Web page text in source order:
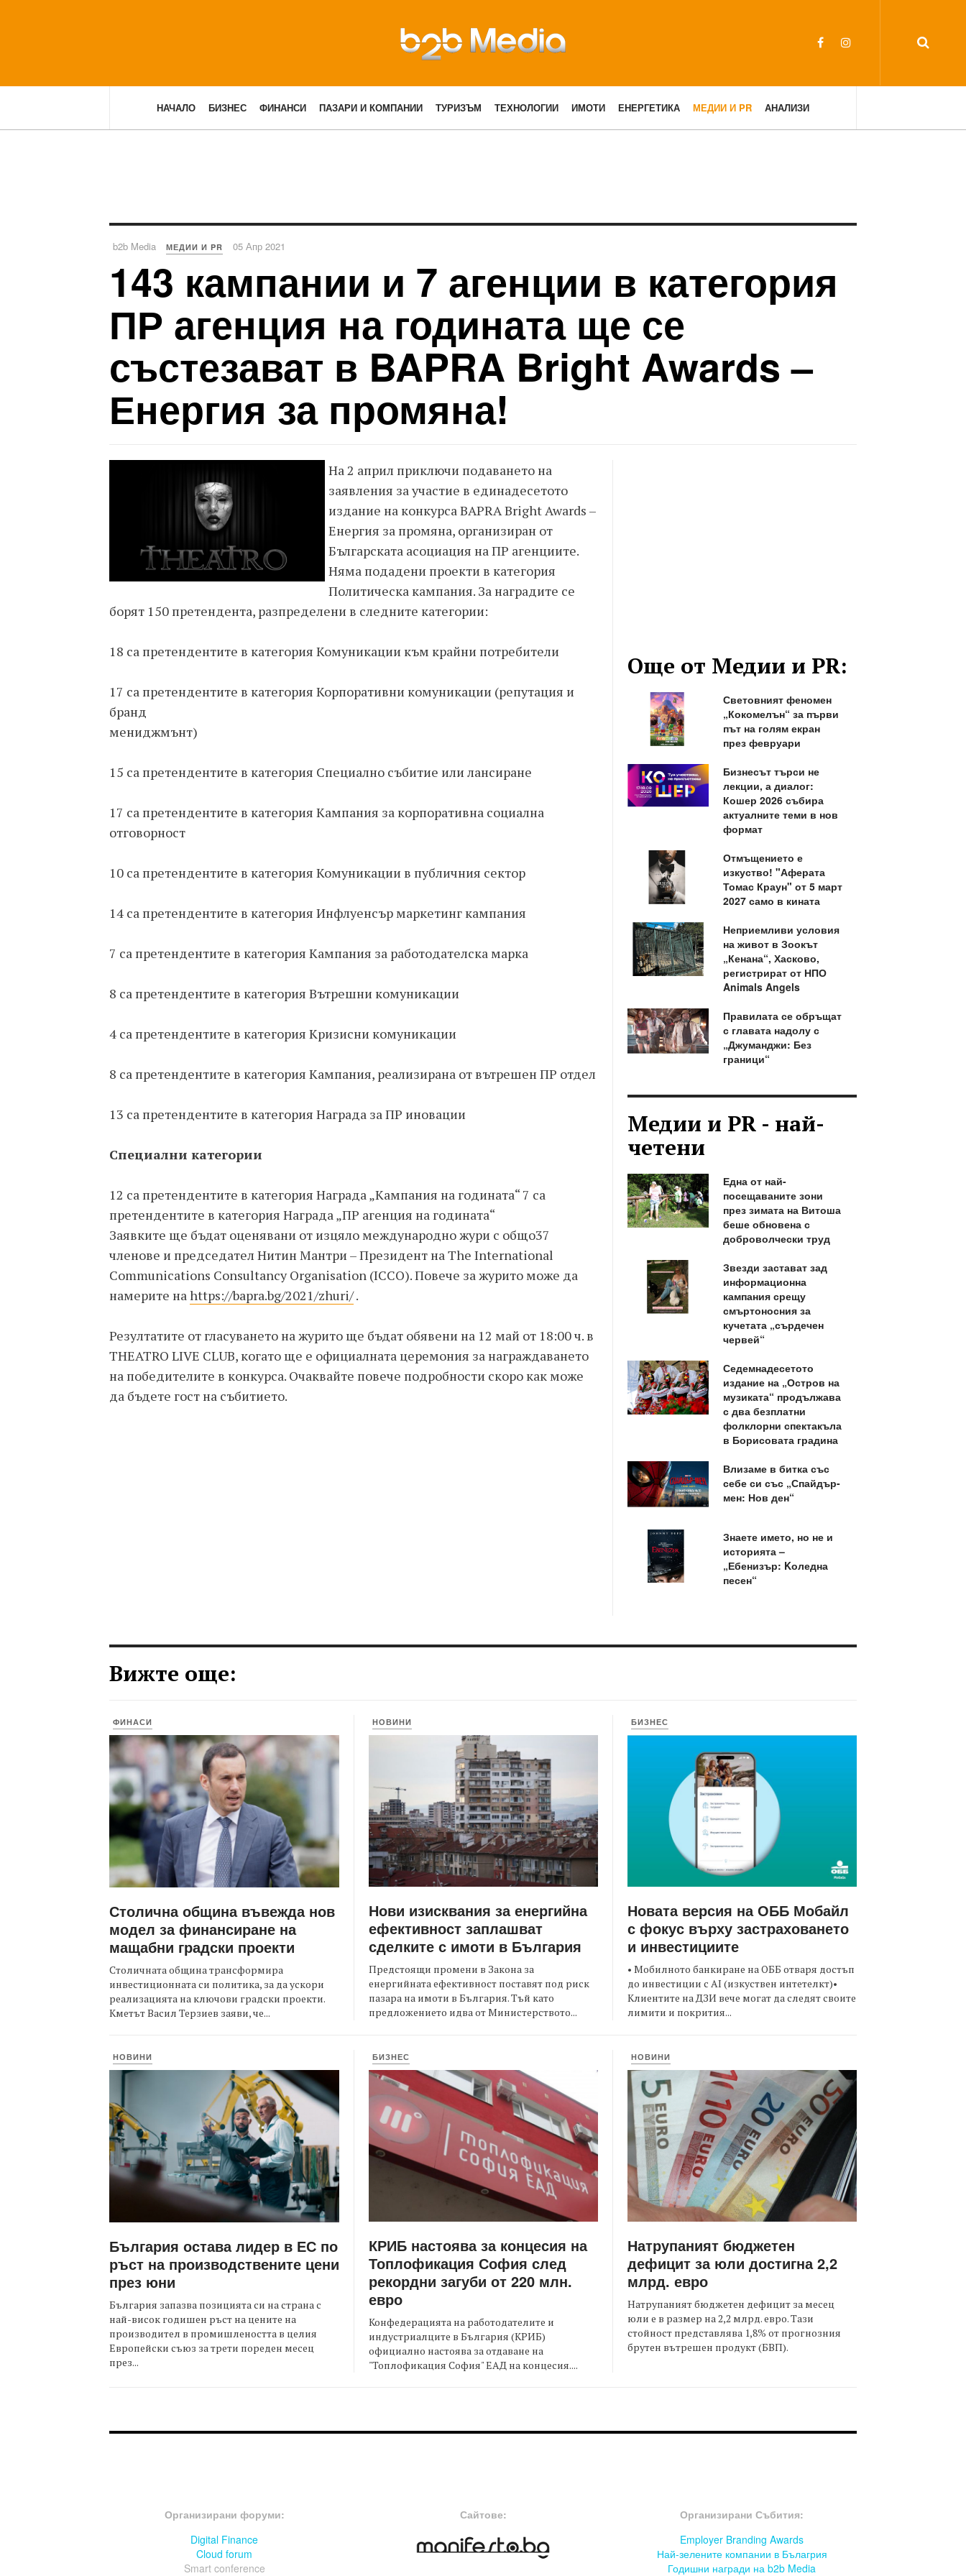
НАЧАЛО БИЗНЕС ФИНАНСИ ПАЗАРИ И КОМПАНИИ ТУРИЗЪМ ТЕХНОЛОГИИ ИМОТИ ЕНЕРГЕТИКА МЕДИИ И PR АНАЛИЗИ
b2b Media МЕДИИ И PR 05 Апр 2021
143 кампании и 7 агенции в категория
ПР агенция на годината ще се
състезават в BAPRA Bright Awards –
Енергия за промяна!
На 2 април приключи подаването на
заявления за участие в единадесетото
издание на конкурса BAPRA Bright Awards –
Енергия за промяна, организиран от
Българската асоциация на ПР агенциите.
Няма подадени проекти в категория
Политическа кампания. За наградите се
борят 150 претендента, разпределени в следните категории:
18 са претендентите в категория Комуникации към крайни потребители
17 са претендентите в категория Корпоративни комуникации (репутация и
бранд
мениджмънт)
15 са претендентите в категория Специално събитие или лансиране
17 са претендентите в категория Кампания за корпоративна социална
отговорност
10 са претендентите в категория Комуникации в публичния сектор
14 са претендентите в категория Инфлуенсър маркетинг кампания
7 са претендентите в категория Кампания за работодателска марка
8 са претендентите в категория Вътрешни комуникации
4 са претендентите в категория Кризисни комуникации
8 са претендентите в категория Кампания, реализирана от вътрешен ПР отдел
13 са претендентите в категория Награда за ПР иновации
Специални категории
12 са претендентите в категория Награда „Кампания на годината“ 7 са
претендентите в категория Награда „ПР агенция на годината“
Заявките ще бъдат оценявани от изцяло международно жури с общо37
членове и председател Нитин Мантри – Президент на The International
Communications Consultancy Organisation (ICCO). Повече за журито може да
намерите наhttps://bapra.bg/2021/zhuri/.
Резултатите от гласуването на журито ще бъдат обявени на 12 май от 18:00 ч. в
THEATRO LIVE CLUB, когато ще е официалната церемония за награждаването
на победителите в конкурса. Очаквайте повече подробности скоро как може
да бъдете гост на събитието.
Още от Медии и PR:
Световният феномен
„Кокомелън“ за първи
път на голям екран
през февруари
Бизнесът търси не
лекции, а диалог:
Кошер 2026 събира
актуалните теми в нов
формат
Отмъщението е
изкуство! "Аферата
Томас Краун" от 5 март
2027 само в кината
Неприемливи условия
на живот в Зоокът
„Кенана“, Хасково,
регистрират от НПО
Animals Angels
Правилата се обръщат
с главата надолу с
„Джуманджи: Без
граници“
Медии и PR - най-
четени
Една от най-
посещаваните зони
през зимата на Витоша
беше обновена с
доброволчески труд
Звезди застават зад
информационна
кампания срещу
смъртоносния за
кучетата „сърдечен
червей“
Седемнадесетото
издание на „Остров на
музиката“ продължава
с два безплатни
фолклорни спектакъла
в Борисовата градина
Влизаме в битка със
себе си със „Спайдър-
мен: Нов ден“
Знаете името, но не и
историята –
„Ебенизър: Kоледна
песен“
Вижте още:
ФИНАСИ
Столична община въвежда нов
модел за финансиране на
мащабни градски проекти
Столичната община трансформира
инвестиционната си политика, за да ускори
реализацията на ключови градски проекти.
Кметът Васил Терзиев заяви, че...
НОВИНИ
Нови изисквания за енергийна
ефективност заплашват
сделките с имоти в България
Предстоящи промени в Закона за
енергийната ефективност поставят под риск
пазара на имоти в България. Тъй като
предложението идва от Министерството...
БИЗНЕС
Новата версия на ОББ Мобайл
с фокус върху застраховането
и инвестициите
• Мобилното банкиране на ОББ отваря достъп
до инвестиции с AI (изкуствен интетелкт)•
Клиентите на ДЗИ вече могат да следят своите
лимити и покрития...
НОВИНИ
България остава лидер в ЕС по
ръст на производствените цени
през юни
България запазва позицията си на страна с
най-висок годишен ръст на цените на
производител в промишлеността в целия
Европейски съюз за трети пореден месец
през...
БИЗНЕС
КРИБ настоява за концесия на
Топлофикация София след
рекордни загуби от 220 млн.
евро
Конфедерацията на работодателите и
индустриалците в България (КРИБ)
официално настоява за отдаване на
"Топлофикация София" ЕАД на концесия....
НОВИНИ
Натрупаният бюджетен
дефицит за юли достигна 2,2
млрд. евро
Натрупаният бюджетен дефицит за месец
юли е в размер на 2,2 млрд. евро. Тази
стойност представлява 1,8% от прогнозния
брутен вътрешен продукт (БВП).
Организирани форуми:
Digital Finance
Cloud forum
Smart conference
Сайтове:
Организирани Събития:
Employer Branding Awards
Най-зелените компании в Бълагрия
Годишни награди на b2b Media